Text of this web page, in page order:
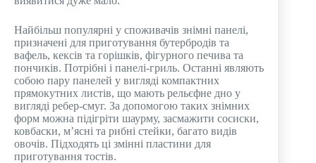
Найбільш популярні у споживачів знімні панелі,
призначені для приготування бутербродів та
вафель, кексів та горішків, фігурного печива та
пончиків. Потрібні і панелі-гриль. Останні являють
собою пару панелей у вигляді компактних
прямокутних листів, що мають рельєфне дно у
вигляді ребер-смуг. За допомогою таких знімних
форм можна підігріти шаурму, засмажити сосиски,
ковбаски, м’ясні та рибні стейки, багато видів
овочів. Підходять ці змінні пластини для
приготування тостів.